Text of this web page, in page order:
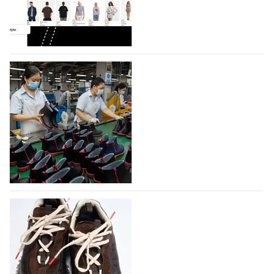
Гуанчжоу, столице моды Китая, является
профессиональной обувной компанией,
объединяющей разработку, производство и…
07.08.2026 324
На платформе Lamoda - новый раздел и
условия продвижения локальных
дизайнерских марок
Российский маркетплейс Lamoda решил обновить
раздел для продажи продукции локальных
дизайнерских марок одежды, обуви и аксессуаров.
Бренды также получат маркетинговую…
06.08.2026 495
Объем мирового производства обуви в
2025 году практически не увеличился
В 2025 году мировое производство обуви
практически не изменилось, зафиксировав